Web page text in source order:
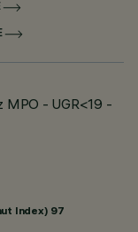
- UGR<19 -
Index) 97